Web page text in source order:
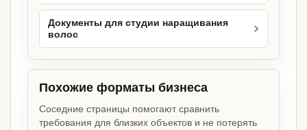
Документы для студии наращивания
волос
Похожие форматы бизнеса
Соседние страницы помогают сравнить
требования для близких объектов и не потерять